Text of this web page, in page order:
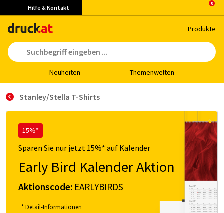
Hilfe & Kontakt
Pro­duk­te
Neu­hei­ten The­men­wel­ten
Stanley/Stella T-Shirts
15%*
Sparen Sie nur jetzt 15%* auf Kalender
Early Bird Kalender Aktion
Aktionscode: EARLYBIRDS
* Detail-Informationen